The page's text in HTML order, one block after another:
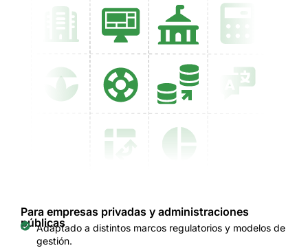
Para empresas privadas y administraciones
públicas
Adaptado a distintos marcos regulatorios y modelos de
gestión.